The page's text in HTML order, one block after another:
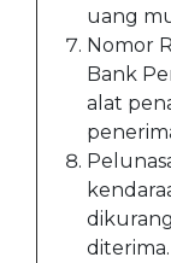
uang
Nomor
Bank
alat
diterima.